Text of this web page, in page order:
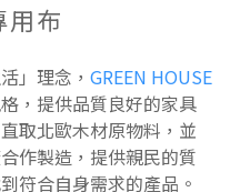
用布
」理念， GREEN HOUSE
，提供品質良好的家具
取北歐木材原物料，並
作製造，提供親民的質
符合自身需求的產品。